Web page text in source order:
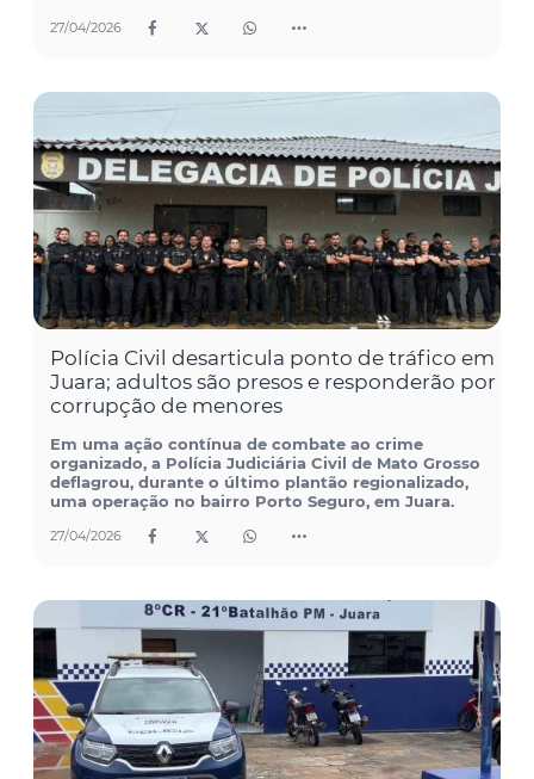
27/04/2026
Polícia Civil desarticula ponto de tráfico em
Juara; adultos são presos e responderão por
corrupção de menores
Em uma ação contínua de combate ao crime
organizado, a Polícia Judiciária Civil de Mato Grosso
deflagrou, durante o último plantão regionalizado,
uma operação no bairro Porto Seguro, em Juara.
27/04/2026